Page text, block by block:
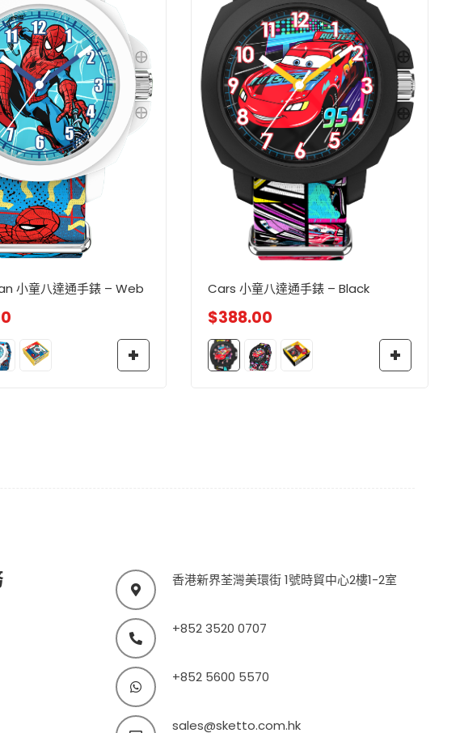
小童八達通手錶 – Web Cars 小童八達通手錶 – Black
$388.00
香港新界荃灣美環街 1號時貿中心2樓1-2室
+852 3520 0707
+852 5600 5570
sales@sketto.com.hk